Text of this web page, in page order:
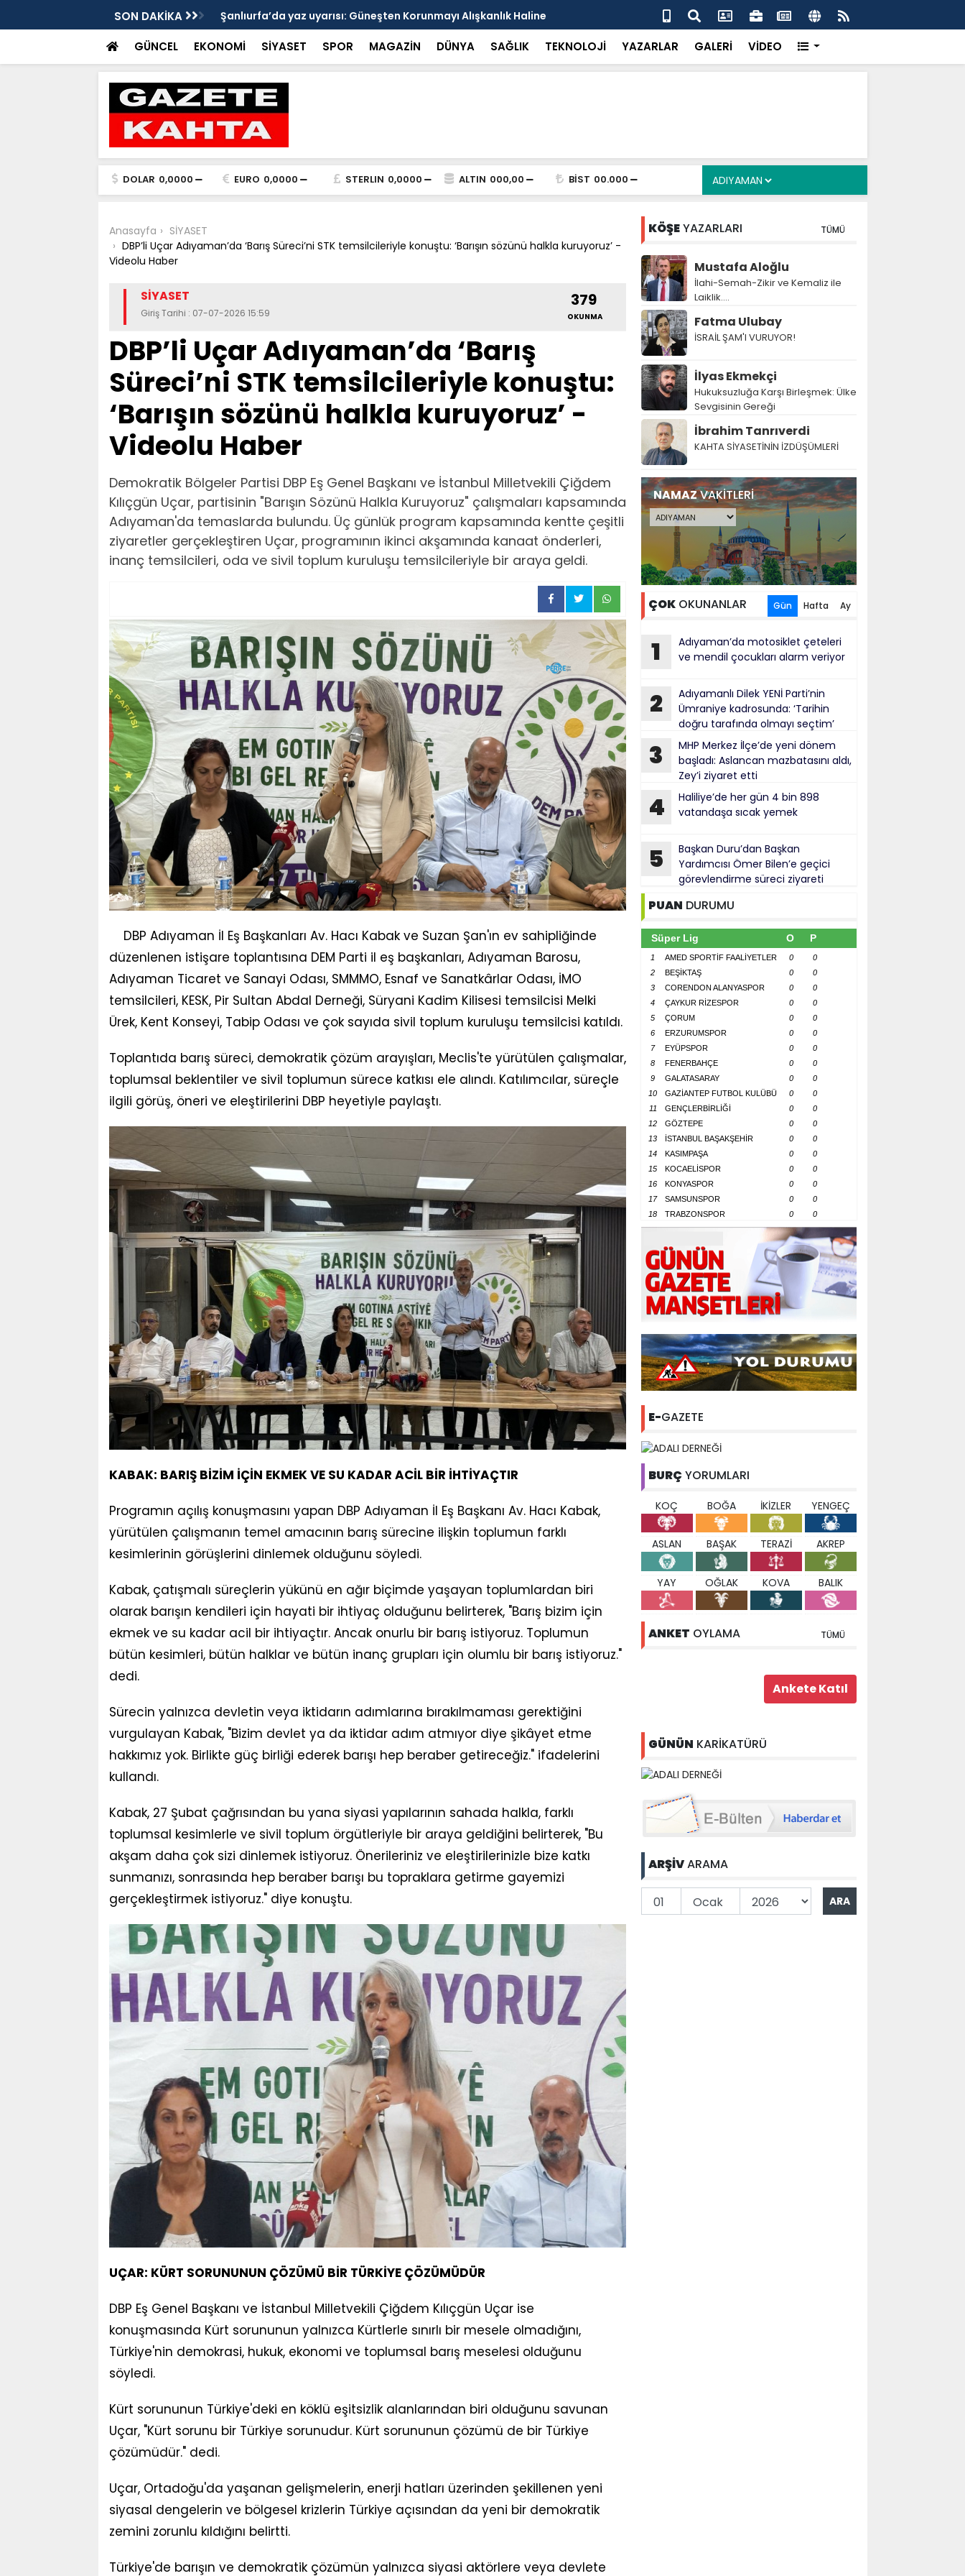
SON DAKİKA
Kahta İmtiyaz Sahibi Mustafa
Şanlıurfa’da yaz uyarısı: Güneşten Korunmayı Alışkanlık Haline
Getirin
Haliliye’de her gün 4 bin 898 vatandaşa sıcak yemek
GÜNCEL EKONOMİ SİYASET SPOR MAGAZİN DÜNYA SAĞLIK TEKNOLOJİ YAZARLAR GALERİ VİDEO
DOLAR 0,0000 EURO 0,0000 STERLIN 0,0000 ALTIN 000,00 BİST 00.000
Anasayfa
SİYASET
DBP’li Uçar Adıyaman’da ‘Barış Süreci’ni STK temsilcileriyle konuştu: ‘Barışın sözünü halkla kuruyoruz’ -
Videolu Haber
SİYASET
Giriş Tarihi : 07-07-2026 15:59
379
OKUNMA
DBP’li Uçar Adıyaman’da ‘Barış
Süreci’ni STK temsilcileriyle konuştu:
‘Barışın sözünü halkla kuruyoruz’ -
Videolu Haber
Demokratik Bölgeler Partisi DBP Eş Genel Başkanı ve İstanbul Milletvekili Çiğdem
Kılıçgün Uçar, partisinin "Barışın Sözünü Halkla Kuruyoruz" çalışmaları kapsamında
Adıyaman'da temaslarda bulundu. Üç günlük program kapsamında kentte çeşitli
ziyaretler gerçekleştiren Uçar, programının ikinci akşamında kanaat önderleri,
inanç temsilcileri, oda ve sivil toplum kuruluşu temsilcileriyle bir araya geldi.
DBP Adıyaman İl Eş Başkanları Av. Hacı Kabak ve Suzan Şan'ın ev sahipliğinde
düzenlenen istişare toplantısına DEM Parti il eş başkanları, Adıyaman Barosu,
Adıyaman Ticaret ve Sanayi Odası, SMMMO, Esnaf ve Sanatkârlar Odası, İMO
temsilcileri, KESK, Pir Sultan Abdal Derneği, Süryani Kadim Kilisesi temsilcisi Melki
Ürek, Kent Konseyi, Tabip Odası ve çok sayıda sivil toplum kuruluşu temsilcisi katıldı.
Toplantıda barış süreci, demokratik çözüm arayışları, Meclis'te yürütülen çalışmalar,
toplumsal beklentiler ve sivil toplumun sürece katkısı ele alındı. Katılımcılar, süreçle
ilgili görüş, öneri ve eleştirilerini DBP heyetiyle paylaştı.
KABAK: BARIŞ BİZİM İÇİN EKMEK VE SU KADAR ACİL BİR İHTİYAÇTIR
Programın açılış konuşmasını yapan DBP Adıyaman İl Eş Başkanı Av. Hacı Kabak,
yürütülen çalışmanın temel amacının barış sürecine ilişkin toplumun farklı
kesimlerinin görüşlerini dinlemek olduğunu söyledi.
Kabak, çatışmalı süreçlerin yükünü en ağır biçimde yaşayan toplumlardan biri
olarak barışın kendileri için hayati bir ihtiyaç olduğunu belirterek, "Barış bizim için
ekmek ve su kadar acil bir ihtiyaçtır. Ancak onurlu bir barış istiyoruz. Toplumun
bütün kesimleri, bütün halklar ve bütün inanç grupları için olumlu bir barış istiyoruz."
dedi.
Sürecin yalnızca devletin veya iktidarın adımlarına bırakılmaması gerektiğini
vurgulayan Kabak, "Bizim devlet ya da iktidar adım atmıyor diye şikâyet etme
hakkımız yok. Birlikte güç birliği ederek barışı hep beraber getireceğiz." ifadelerini
kullandı.
Kabak, 27 Şubat çağrısından bu yana siyasi yapılarının sahada halkla, farklı
toplumsal kesimlerle ve sivil toplum örgütleriyle bir araya geldiğini belirterek, "Bu
akşam daha çok sizi dinlemek istiyoruz. Önerileriniz ve eleştirilerinizle bize katkı
sunmanızı, sonrasında hep beraber barışı bu topraklara getirme gayemizi
gerçekleştirmek istiyoruz." diye konuştu.
UÇAR: KÜRT SORUNUNUN ÇÖZÜMÜ BİR TÜRKİYE ÇÖZÜMÜDÜR
DBP Eş Genel Başkanı ve İstanbul Milletvekili Çiğdem Kılıçgün Uçar ise
konuşmasında Kürt sorununun yalnızca Kürtlerle sınırlı bir mesele olmadığını,
Türkiye'nin demokrasi, hukuk, ekonomi ve toplumsal barış meselesi olduğunu
söyledi.
Kürt sorununun Türkiye'deki en köklü eşitsizlik alanlarından biri olduğunu savunan
Uçar, "Kürt sorunu bir Türkiye sorunudur. Kürt sorununun çözümü de bir Türkiye
çözümüdür." dedi.
Uçar, Ortadoğu'da yaşanan gelişmelerin, enerji hatları üzerinden şekillenen yeni
siyasal dengelerin ve bölgesel krizlerin Türkiye açısından da yeni bir demokratik
zemini zorunlu kıldığını belirtti.
Türkiye'de barışın ve demokratik çözümün yalnızca siyasi aktörlere veya devlete
KÖŞEYAZARLARI TÜMÜ
Mustafa Aloğlu
İlahi-Semah-Zikir ve Kemaliz ile
Laiklik….
Fatma Ulubay
İSRAİL ŞAM'I VURUYOR!
İlyas Ekmekçi
Hukuksuzluğa Karşı Birleşmek: Ülke
Sevgisinin Gereği
İbrahim Tanrıverdi
KAHTA SİYASETİNİN İZDÜŞÜMLERİ
NAMAZVAKİTLERİ
ÇOKOKUNANLAR Gün Hafta Ay
1
Adıyaman’da motosiklet çeteleri
ve mendil çocukları alarm veriyor
2
Adıyamanlı Dilek YENİ Parti’nin
Ümraniye kadrosunda: ‘Tarihin
doğru tarafında olmayı seçtim’
3
MHP Merkez İlçe’de yeni dönem
başladı: Aslancan mazbatasını aldı,
Zey’i ziyaret etti
4
Haliliye’de her gün 4 bin 898
vatandaşa sıcak yemek
5
Başkan Duru’dan Başkan
Yardımcısı Ömer Bilen’e geçici
görevlendirme süreci ziyareti
PUAN DURUMU
Süper Lig O P
1 AMED SPORTİF FAALİYETLER 0
0
2
BEŞİKTAŞ 0
0
3
CORENDON ALANYASPOR 0
0
4
ÇAYKUR RİZESPOR 0
0
5
ÇORUM 0
0
6
ERZURUMSPOR 0
0
7
EYÜPSPOR 0
0
8
FENERBAHÇE 0
0
9
GALATASARAY 0
0
10
GAZİANTEP FUTBOL KULÜBÜ 0
0
11
GENÇLERBİRLİĞİ 0
0
12
GÖZTEPE 0
0
13
İSTANBUL BAŞAKŞEHİR 0
0
14
KASIMPAŞA 0
0
15
KOCAELİSPOR 0
0
16
KONYASPOR 0
0
17
SAMSUNSPOR 0
0
18
TRABZONSPOR 0 0
E-GAZETE
BURÇ YORUMLARI
KOÇ BOĞA İKİZLER YENGEÇ
ASLAN BAŞAK TERAZİ AKREP
YAY OĞLAK KOVA BALIK
ANKET OYLAMA TÜMÜ
GÜNÜN KARİKATÜRÜ
ARŞİVARAMA